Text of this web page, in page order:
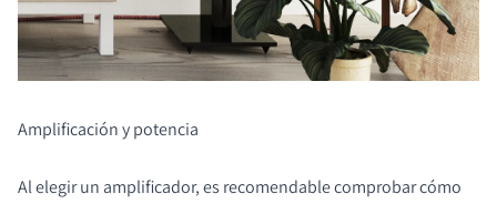
Amplificación y potencia
Al elegir un amplificador, es recomendable comprobar cómo
COMPARAR PRODUCTOS